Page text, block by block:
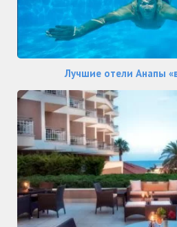
Лучшие отели Анапы